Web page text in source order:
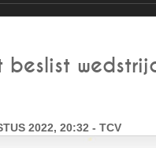
beslist
2022, 20:32 - TCV